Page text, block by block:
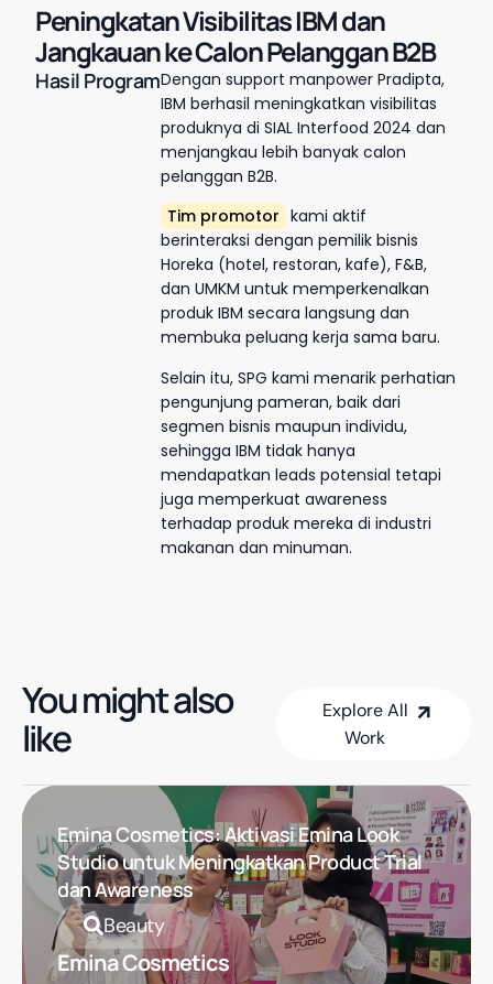
Peningkatan Visibilitas IBM dan
Jangkauan ke Calon Pelanggan B2B
Hasil ProgramDengan support manpower Pradipta,
IBM berhasil meningkatkan visibilitas
produknya di SIAL Interfood 2024 dan
menjangkau lebih banyak calon
pelanggan B2B.
Tim promotor kami aktif
berinteraksi dengan pemilik bisnis
Horeka (hotel, restoran, kafe), F&B,
dan UMKM untuk memperkenalkan
produk IBM secara langsung dan
membuka peluang kerja sama baru.
Selain itu, SPG kami menarik perhatian
pengunjung pameran, baik dari
segmen bisnis maupun individu,
sehingga IBM tidak hanya
mendapatkan leads potensial tetapi
juga memperkuat awareness
terhadap produk mereka di industri
makanan dan minuman.
You might also
like
Explore All
Work
Explore All Work
Emina Cosmetics: Aktivasi Emina Look
Studio untuk Meningkatkan Product Trial
dan Awareness
Beauty
Emina Cosmetics